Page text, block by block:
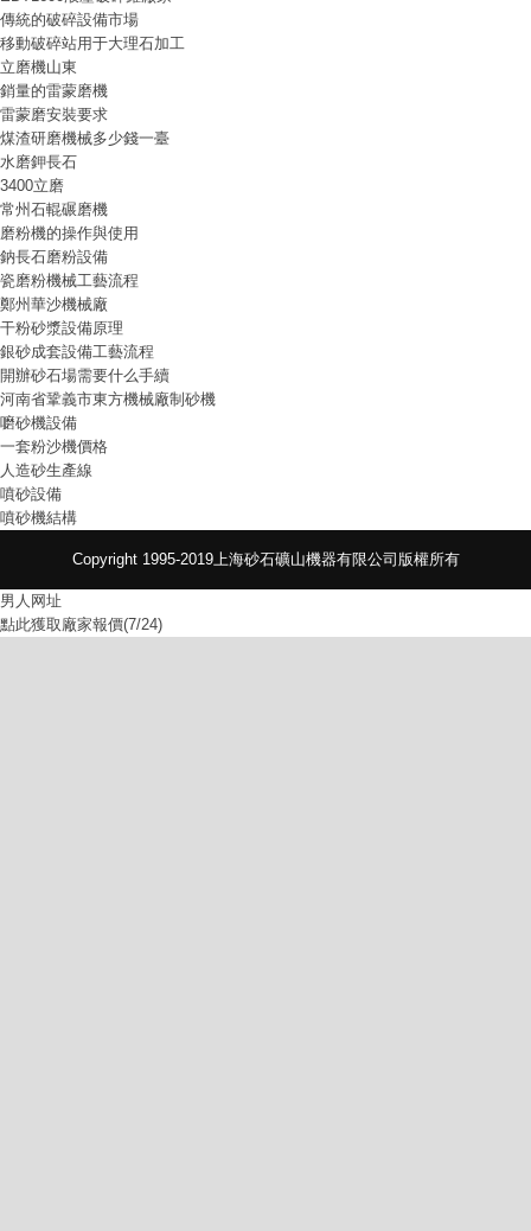
傳統的破碎設備市場
移動破碎站用于大理石加工
立磨機山東
銷量的雷蒙磨機
雷蒙磨安裝要求
煤渣研磨機械多少錢一臺
水磨鉀長石
3400立磨
常州石輥碾磨機
磨粉機的操作與使用
鈉長石磨粉設備
瓷磨粉機械工藝流程
鄭州華沙機械廠
干粉砂漿設備原理
銀砂成套設備工藝流程
開辦砂石場需要什么手續
河南省鞏義市東方機械廠制砂機
嚰砂機設備
一套粉沙機價格
人造砂生產線
噴砂設備
噴砂機結構
Copyright 1995-2019上海砂石礦山機器有限公司版權所有
男人网址
點此獲取廠家報價(7/24)